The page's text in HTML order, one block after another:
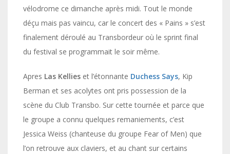
vélodrome ce dimanche après midi. Tout le monde
déçu mais pas vaincu, car le concert des « Pains » s’est
finalement déroulé au Transbordeur où le sprint final
du festival se programmait le soir même.
Apres Las Kellies et l’étonnante Duchess Says, Kip
Berman et ses acolytes ont pris possession de la
scène du Club Transbo. Sur cette tournée et parce que
le groupe a connu quelques remaniements, c’est
Jessica Weiss (chanteuse du groupe Fear of Men) que
l’on retrouve aux claviers, et au chant sur certains